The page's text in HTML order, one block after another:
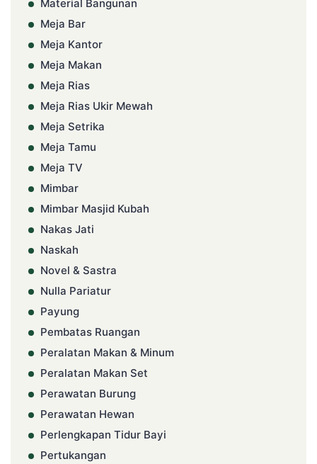
Material Bangunan
Meja Bar
Meja Kantor
Meja Makan
Meja Rias
Meja Rias Ukir Mewah
Meja Setrika
Meja Tamu
Meja TV
Mimbar
Mimbar Masjid Kubah
Nakas Jati
Naskah
Novel & Sastra
Nulla Pariatur
Payung
Pembatas Ruangan
Peralatan Makan & Minum
Peralatan Makan Set
Perawatan Burung
Perawatan Hewan
Perlengkapan Tidur Bayi
Pertukangan